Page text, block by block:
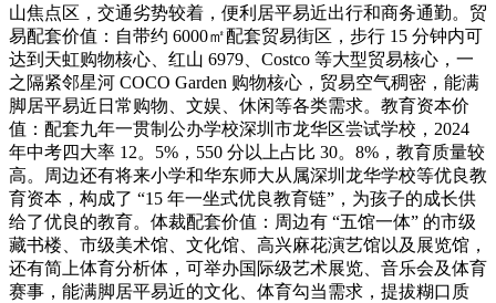
山焦点区，交通劣势较着，便利居平易近出行和商务通勤。贸
易配套价值：自带约 6000㎡配套贸易街区，步行 15 分钟内可
达到天虹购物核心、红山 6979、Costco 等大型贸易核心，一
之隔紧邻星河 COCO Garden 购物核心，贸易空气稠密，能满
脚居平易近日常购物、文娱、休闲等各类需求。教育资本价
值：配套九年一贯制公办学校深圳市龙华区尝试学校，2024
年中考四大率 12。5%，550 分以上占比 30。8%，教育质量较
高。周边还有将来小学和华东师大从属深圳龙华学校等优良教
育资本，构成了 “15 年一坐式优良教育链”，为孩子的成长供
给了优良的教育。体裁配套价值：周边有 “五馆一体” 的市级
藏书楼、市级美术馆、文化馆、高兴麻花演艺馆以及展览馆，
还有简上体育分析体，可举办国际级艺术展览、音乐会及体育
赛事，能满脚居平易近的文化、体育勾当需求，提拔糊口质